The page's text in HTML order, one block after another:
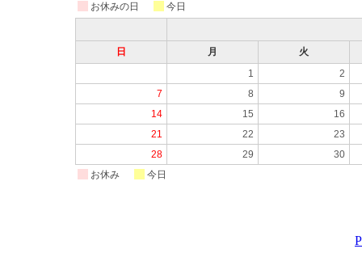
お休みの日 今日
日 月
火
1
2
7
8
9
14
15
16
21
22
23
28
29
30
お休み
今日